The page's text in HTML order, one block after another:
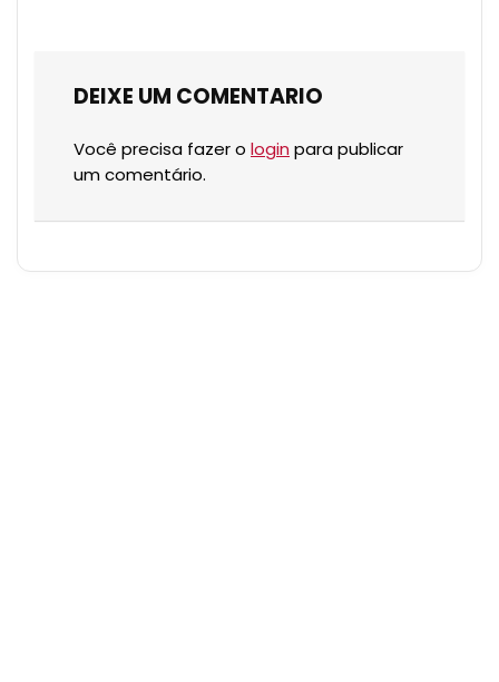
DEIXE UM COMENTARIO
Você precisa fazer o login para publicar
um comentário.